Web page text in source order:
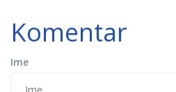
Komentar
Ime